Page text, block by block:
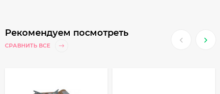
Рекомендуем посмотреть
СРАВНИТЬ ВСЕ